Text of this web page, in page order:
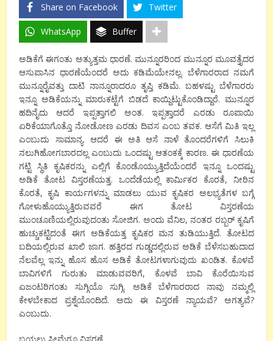
Share on Facebook Twitter
WhatsApp Buffer
ಅಡಿಕೆಗೆ ಈಗಂತು ಅತ್ಯುತ್ತಮ ಧಾರಣೆ. ಮುನ್ನೂರರಿಂದ ಮುನ್ನೂರ ಮೂವತ್ತೈದರ
ಆಸುಪಾಸಿನ ಧಾರಣೆಯೆಂದರೆ ಅದು ಕಡಿಮೆಯೇನಲ್ಲ. ಬೆಳೆಗಾರರಾದ ನಮಗೆ
ಮುನ್ನೂರೈವತ್ತು ದಾಟಿ ನಾನ್ನೂರಾದರೂ ತೃಪ್ತಿ ಕಡಿಮೆ. ಬಹಳಷ್ಟು ಬೆಳೆಗಾರರು
ಇನ್ನೂ ಅಡಿಕೆಯನ್ನು ಮಾರುಕಟ್ಟೆಗೆ ಬಿಡದೆ ಕಾಯ್ದಿಟ್ಟುಕೊಂಡಿದ್ದಾರೆ. ಮುನ್ನೂರ
ಹದಿನೈದು ಆದರೆ ಇಪ್ಪತ್ತಾಗಲಿ ಅಂತ. ಇಪ್ಪತ್ತಾದರೆ ಎರಡು ರೂಪಾಯಿ
ಏರಿಕೆಯಾಗೊತ್ತೊ ನೋಡೋಣ ಎರಡು ದಿವಸ ಎಂಬ ತವಕ. ಆಸೆಗೆ ಮಿತಿ ಇಲ್ಲ
ಎಂಬುದು ಸಾಮಾನ್ಯ. ಆದರೆ ಈ ಅತಿ ಆಸೆ ನಾಳೆ ತೊಂದರೆಗಳಿಗೆ ಸಿಲುಕಿ
ನಲುಗಿಹೋಗಬಾರದಲ್ಲ ಎಂಬುದು ಒಂದಷ್ಟು ಆತಂಕಕ್ಕೆ ಕಾರಣ. ಈ ಧಾರಣೆಯ
ಗಟ್ಟಿ ಸ್ಥಿತಿ ಕೃಷಿಕರನ್ನು ಎಲ್ಲಿಗೆ ಕೊಂಡೊಯ್ಯುತ್ತಿದೆಯೆಂದರೆ ಇನ್ನೂ ಒಂದಷ್ಟು
ಅಡಿಕೆ ತೋಟ ವಿಸ್ತರಣೆಯತ್ತ. ಒಂದೆಡೆಯಲ್ಲಿ ಕಾರ್ಮಿಕರ ಕೊರತೆ, ನೀರಿನ
ಕೊರತೆ, ಕೃಷಿ ಕಾರ್ಯಗಳನ್ನು ಮಾಡಲು ಯುವ ಕೃಷಿಕರ ಅಲಭ್ಯತೆಗಳ ಬಗ್ಗೆ
ಗೋಳುಹೊಯ್ಯುತ್ತಿರುವವರೆ ಈಗ ತೋಟ ವಿಸ್ತರಣೆಯ
ಮುಂಚೂಣಿಯಲ್ಲಿರುವುದಂತು ಸೋಜಿಗ. ಅಂದು ವೆನಿಲ, ನಂತರ ರಬ್ಬರ್ ಕೃಷಿಗೆ
ಹುಚ್ಚುಕಟ್ಟಿದಂತೆ ಈಗ ಅಡಿಕೆಯತ್ತ ಕೃಷಿಕರ ಮನ ತುಡಿಯುತ್ತಿದೆ. ತೋಟದ
ಬದಿಯಲ್ಲಿರುವ ಖಾಲಿ ಜಾಗ. ಹತ್ತಿರದ ಗುಡ್ಡದಲ್ಲಿರುವ ಅಡಿಕೆ ಬೆಳೆಸಬಹುದಾದ
ನೆಲವೆಲ್ಲ ಇನ್ನು ಹೊಸ ಹೊಸ ಅಡಿಕೆ ತೋಟಗಳಾಗುವುದು ಖಂಡಿತ. ಕೊಳವೆ
ಬಾವಿಗಳಿಗೆ ಗುರುತು ಮಾಡುವವರಿಗೆ, ಕೊಳವೆ ಬಾವಿ ಕೊರೆಯಿಸುವ
ಏಜಂಟರಿಗಂತು ಸುಗ್ಗಿಯೊ ಸುಗ್ಗಿ. ಅಡಿಕೆ ಬೆಳೆಗಾರರಾದ ನಾವು ನಮ್ಮಲ್ಲಿ
ಕೇಳಬೇಕಾದ ಪ್ರಶ್ನೆಯೊಂದಿದೆ. ಅದು ಈ ವಿಸ್ತರಣೆ ನ್ಯಾಯವೆ? ಅಗತ್ಯವೆ?
ಎಂಬುದು.